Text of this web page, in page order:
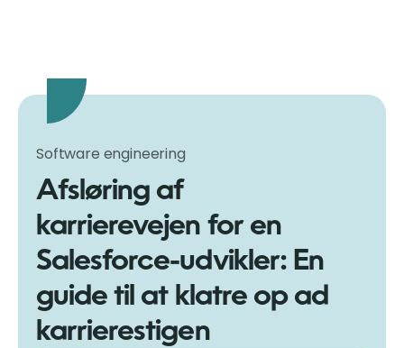
Software engineering
Afsløring af
karrierevejen for en
Salesforce-udvikler: En
guide til at klatre op ad
karrierestigen